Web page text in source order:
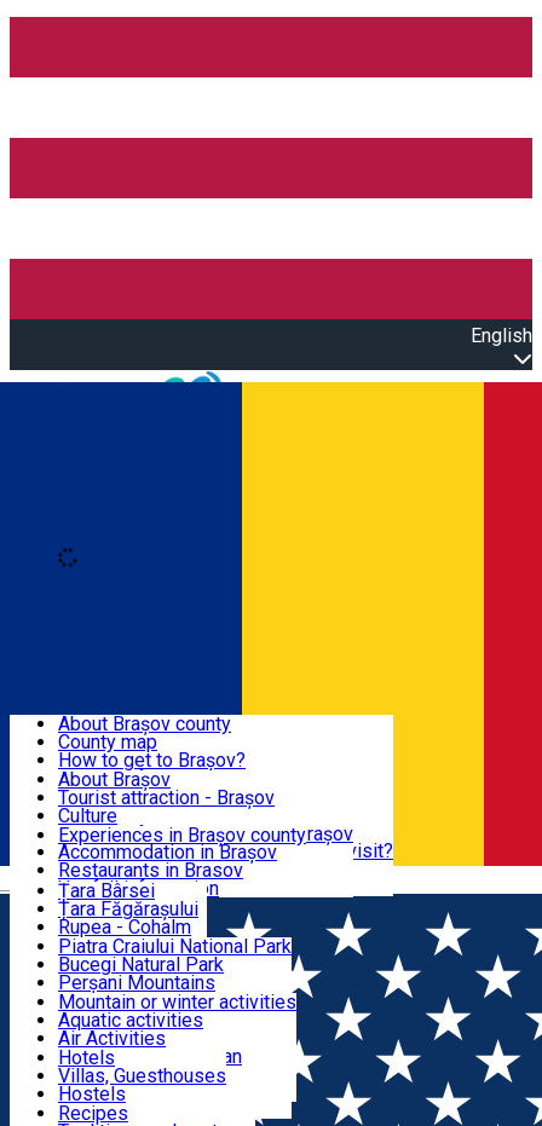
English
Română
BRAȘOV
EXPERIENCES
DESTINATIONS
NATURE
ACTIVE TOURISM
ACCOMMODATION
CULTURAL HERITAGE
About Brașov county
County map
How to get to Brașov?
Tourist Information Centers
Tourist Guides
Brașov Tourism Recommendations
Historical tourist attractions
What would a local recommend to visit?
Tourism news Brașov
Restaurants
About Brașov
Tourist attraction - Brașov
Culture
Tourist Information Center - Brașov
Accommodation in Brașov
Restaurants in Brasov
Usefull information
Experiences in Brașov county
Țara Bârsei
Țara Făgărașului
Rupea - Cohalm
ECO Destinations
Piatra Craiului National Park
Bucegi Natural Park
Perșani Mountains
Făgăraș Mountains
Postăvarul Peak
Măgura Codlei
Ciucaș Mountains
Protected areas
Other natural attractions
Speoturism
Mountain or winter activities
Aquatic activities
Air Activities
Adventure, Equestrian
Cycling, Running
Other activities
Hotels
Villas, Guesthouses
Hostels
Cottages
Recipes